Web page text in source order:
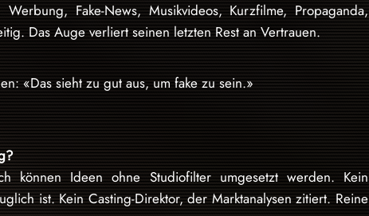
Fake-News, Musikvideos, Kurzfilme, Propaganda,
Das Auge verliert seinen letzten Rest an Vertrauen.
«Das sieht zu gut aus, um fake zu sein.»
können Ideen ohne Studiofilter umgesetzt werden. Kein
ist. Kein Casting-Direktor, der Marktanalysen zitiert. Reine